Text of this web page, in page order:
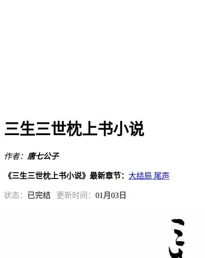
三生三世枕上书小说
作者： 唐七公子
《三生三世枕上书小说》最新章节： 大结局 尾声
状态： 已完结 更新时间： 01月03日